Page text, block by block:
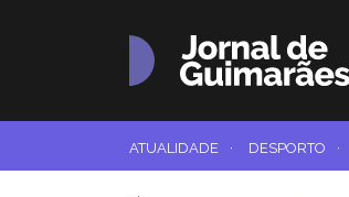
ATUALIDADE · DESPORTO ·